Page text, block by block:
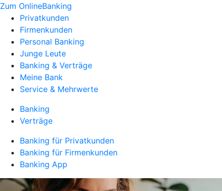
Zum OnlineBanking
Privatkunden
Firmenkunden
Personal Banking
Junge Leute
Banking & Verträge
Meine Bank
Service & Mehrwerte
Banking
Verträge
Banking für Privatkunden
Banking für Firmenkunden
Banking App